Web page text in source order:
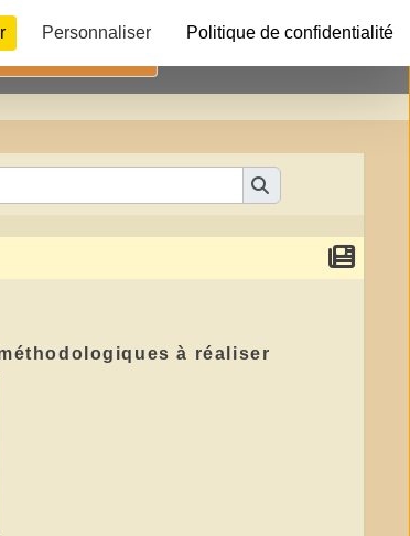
à réaliser
Personnaliser Politique de confidentialité